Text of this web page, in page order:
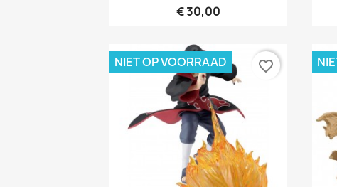
€ 30,00
NIET OP VOORRAAD favorite_border